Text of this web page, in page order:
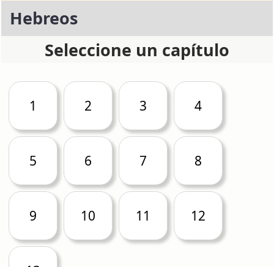
Hebreos
Seleccione un capítulo
1 2 3 4
5 6 7 8
9 10 11 12